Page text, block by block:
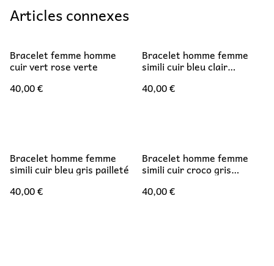
Articles connexes
Bracelet femme homme
cuir vert rose verte
40,00 €
Bracelet homme femme
simili cuir bleu clair
40,00 €
Bracelet homme femme
simili cuir bleu gris pailleté
40,00 €
Bracelet homme femme
simili cuir croco gris
mandala bleu jaune
40,00 €